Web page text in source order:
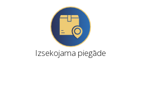
Izsekojama piegāde